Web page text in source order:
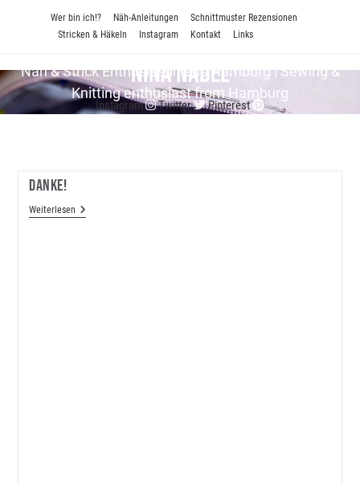
Wer bin ich!? Näh-Anleitungen
Schnittmuster Rezensionen
Stricken & Häkeln
Instagram Kontakt Links
Nina Nadel
Näh & Strick En­thu­si­as­tin aus Hamburg | Sewing &
Knitting enthusiast from Hamburg
Instagram Twitter Pinterest
Danke!
WeiterlesenDanke!